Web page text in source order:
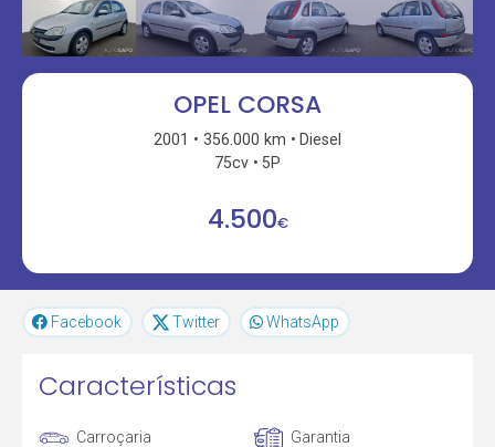
OPEL CORSA
2001 356.000 km
Diesel
75cv
5P
4.500€
Facebook Twitter WhatsApp
Características
Carroçaria
Garantia